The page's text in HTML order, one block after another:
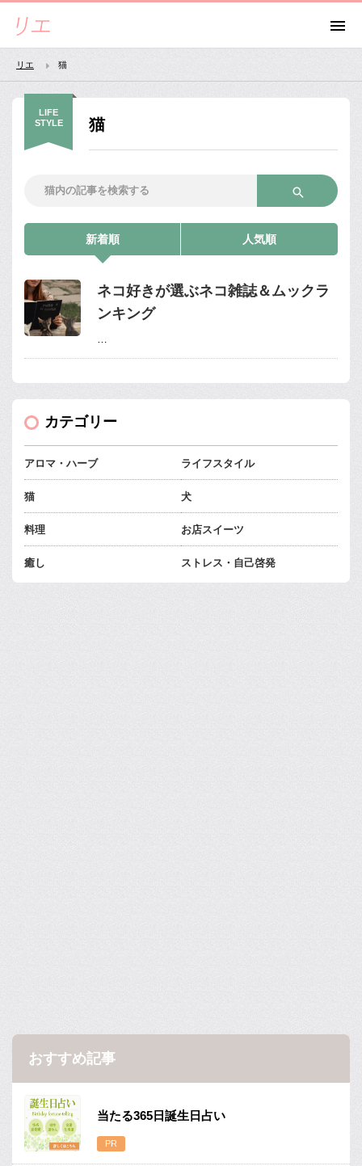
リエ 猫
LIFE
STYLE
猫
新着順 人気順
ネコ好きが選ぶネコ雑誌＆ムックラ
ンキング
…
カテゴリー
アロマ・ハーブ ライフスタイル
猫 犬
料理 お店スイーツ
癒し ストレス・自己啓発
おすすめ記事
当たる365日誕生日占い